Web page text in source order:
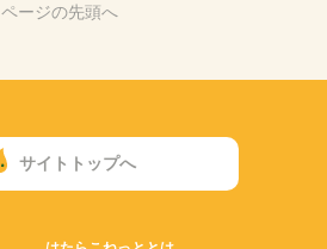
ページの先頭へ
サイトトップへ